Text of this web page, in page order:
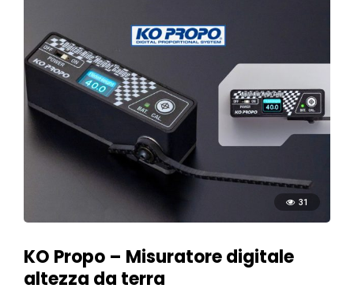
31
KO Propo – Misuratore digitale
altezza da terra